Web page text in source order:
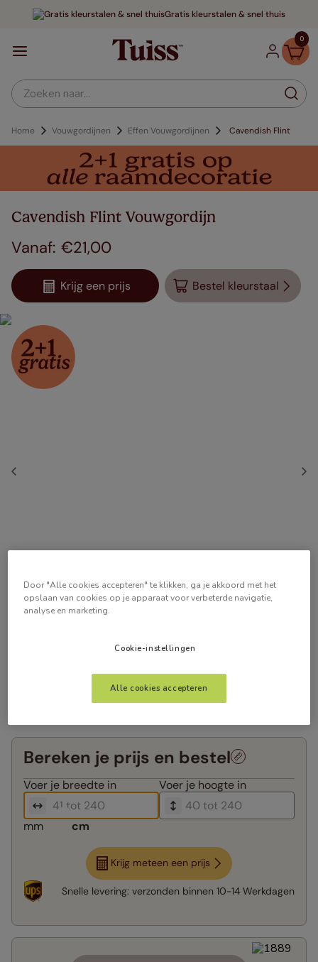
Gratis kleurstalen & snel thuis
0
Zoeken naar...
Home Vouwgordijnen Effen Vouwgordijnen Cavendish Flint
Cavendish Flint Vouwgordijn
€21,00
Krijg een prijs Bestel kleurstaal
Bereken je prijs en bestel
Voer je breedte in Voer je hoogte in
mm cm
Krijg meteen een prijs
Snelle levering: verzonden binnen 10-14 Werkdagen
Door "Alle cookies accepteren" te klikken, ga je akkoord met het
opslaan van cookies op je apparaat voor verbeterde navigatie,
analyse en marketing.
Cookie-instellingen
Alle cookies accepteren